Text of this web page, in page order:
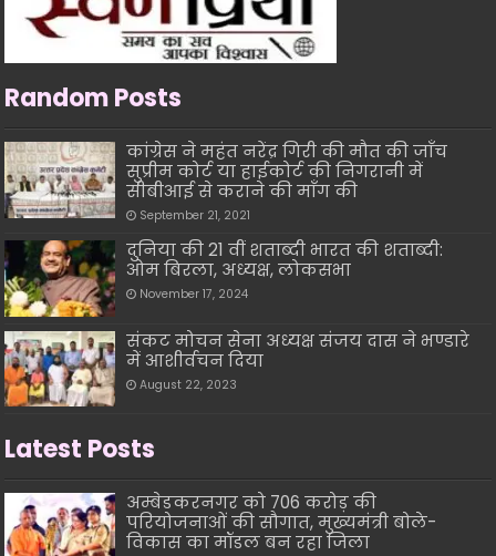
Random Posts
कांग्रेस ने महंत नरेंद्र गिरी की मौत की जाँच
सुप्रीम कोर्ट या हाईकोर्ट की निगरानी में
सीबीआई से कराने की माँग की
September 21, 2021
दुनिया की 21 वीं शताब्दी भारत की शताब्दी:
ओम बिरला, अध्यक्ष, लोकसभा
November 17, 2024
संकट मोचन सेना अध्यक्ष संजय दास ने भण्डारे
में आशीर्वचन दिया
August 22, 2023
Latest Posts
अम्बेडकरनगर को 706 करोड़ की
परियोजनाओं की सौगात, मुख्यमंत्री बोले-
विकास का मॉडल बन रहा जिला